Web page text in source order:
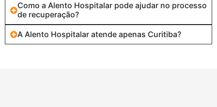
Como a Alento Hospitalar pode ajudar no processo
de recuperação?
A Alento Hospitalar atende apenas Curitiba?